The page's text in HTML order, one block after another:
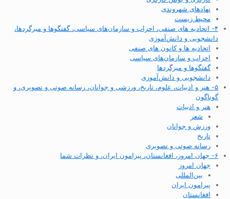
نهادهای شهروندی
محیط زیست
۴- اتحادیه های صنفی، احزاب و سازمان‌های سیاسی، گفتگوها و میزگردها،
دانشجویی و دانش‌آموزی
اتحادیه ها و کانون های صنفی
احزاب و سازمان‌های سیاسی
گفتگوها و میزگردها
دانشجویی و دانش‌آموزی
۵- هنر و ادبیات، علوم، تاریخ، ورزشی و جوانان، رسانه صوتی و تصویری، و
گوناگون
هنر و ادبیات
شعر
ورزش و جوانان
تاریخ
رسانه صوتی و تصویری
۶- جهان امروز، افغانستان، پیرامون ایران، و نظرات شما
جهان امروز
بین‌المللی
پیرامون ایران
افغانستان